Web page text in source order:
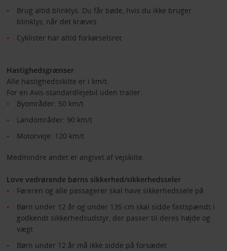
Brug altid blinklys. Du får bøde, hvis du ikke bruger
blinklys, når det kræves
Cyklister har altid forkørselsret
Hastighedsgrænser
Alle hastighedsskilte er i km/t.
For en Avis-standardlejebil uden trailer:
Byområder: 50 km/t
Landområder: 90 km/t
Motorveje: 120 km/t
Medmindre andet er angivet af vejskilte.
Love vedrørende børns sikkerhed/sikkerhedsseler
Føreren og alle passagerer skal have sikkerhedssele på
Børn under 12 år og under 135 cm skal sidde fastspændt i
godkendt sikkerhedsudstyr, der passer til deres højde og
vægt
Børn under 12 år må ikke sidde på forsædet